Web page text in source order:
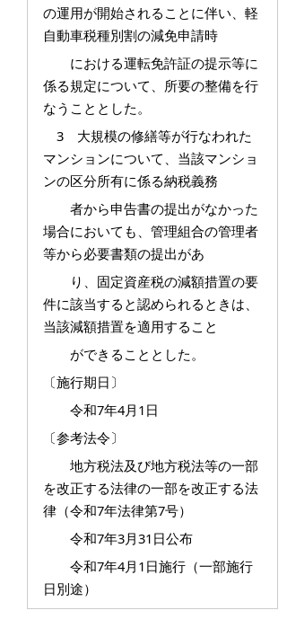
の運用が開始されることに伴い、軽
自動車税種別割の減免申請時
における運転免許証の提示等に
係る規定について、所要の整備を行
なうこととした。
3 大規模の修繕等が行なわれた
マンションについて、当該マンショ
ンの区分所有に係る納税義務
者から申告書の提出がなかった
場合においても、管理組合の管理者
等から必要書類の提出があ
り、固定資産税の減額措置の要
件に該当すると認められるときは、
当該減額措置を適用すること
ができることとした。
〔施行期日〕
令和7年4月1日
〔参考法令〕
地方税法及び地方税法等の一部
を改正する法律の一部を改正する法
律（令和7年法律第7号）
令和7年3月31日公布
令和7年4月1日施行（一部施行
日別途）